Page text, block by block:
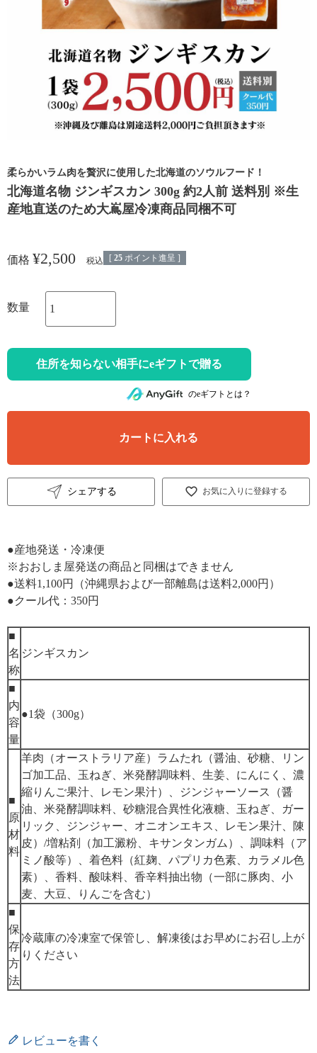
柔らかいラム肉を贅沢に使用した北海道のソウルフード！
北海道名物 ジンギスカン 300g 約2人前 送料別 ※生
産地直送のため大嶌屋冷凍商品同梱不可
価格 ¥2,500 税込 [ 25 ポイント進呈 ]
お気に入りに登録する
カートに入れる
住所を知らない相手にeギフトで贈る
のeギフトとは？
シェアする
●産地発送・冷凍便
※おおしま屋発送の商品と同梱はできません
●送料1,100円（沖縄県および一部離島は送料2,000円）
●クール代：350円
■
名
称
ジンギスカン
■
内
容
量
●1袋（300g）
■
原
材
料
羊肉（オーストラリア産）ラムたれ（醤油、砂糖、リン
ゴ加工品、玉ねぎ、米発酵調味料、生姜、にんにく、濃
縮りんご果汁、レモン果汁）、ジンジャーソース（醤
油、米発酵調味料、砂糖混合異性化液糖、玉ねぎ、ガー
リック、ジンジャー、オニオンエキス、レモン果汁、陳
皮）/増粘剤（加工澱粉、キサンタンガム）、調味料（ア
ミノ酸等）、着色料（紅麹、パプリカ色素、カラメル色
素）、香料、酸味料、香辛料抽出物（一部に豚肉、小
麦、大豆、りんごを含む）
■
保
存
方
法
冷蔵庫の冷凍室で保管し、解凍後はお早めにお召し上が
りください
レビューを書く